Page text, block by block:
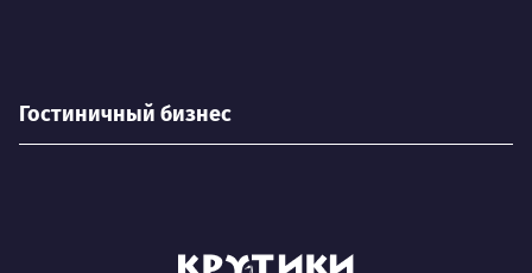
Гостиничный бизнес